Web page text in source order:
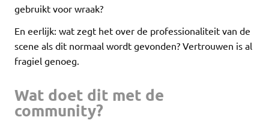
gebruikt voor wraak?
En eerlijk: wat zegt het over de professionaliteit van de
scene als dit normaal wordt gevonden? Vertrouwen is al
fragiel genoeg.
Wat doet dit met de
community?